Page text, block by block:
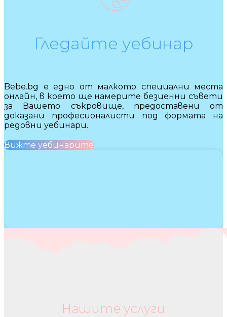
Гледайте уебинар
Bebe.bg е едно от малкото специални места
онлайн, в което ще намерите безценни съвети
за Вашето съкровище, предоставени от
доказани професионалисти под формата на
редовни уебинари.
Вижте уебинарите
Нашите услуги